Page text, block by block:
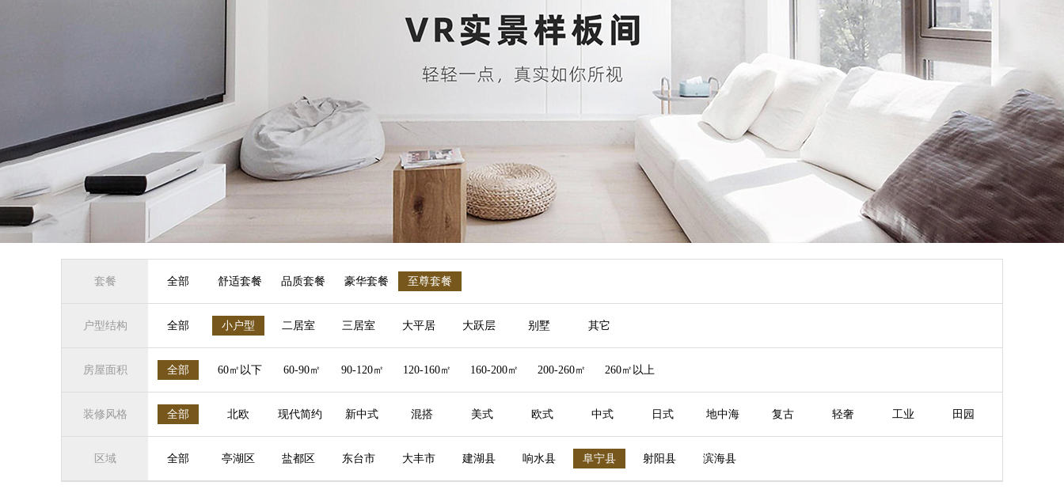
套餐 全部 舒适套餐 品质套餐 豪华套餐 至尊套餐
户型结构 全部 小户型 二居室 三居室 大平居 大跃层 别墅 其它
房屋面积 全部 60㎡以下 60-90㎡ 90-120㎡ 120-160㎡ 160-200㎡ 200-260㎡ 260㎡以上
装修风格 全部 北欧 现代简约 新中式 混搭 美式 欧式 中式 日式 地中海 复古 轻奢 工业 田园
区域 全部 亭湖区 盐都区 东台市 大丰市 建湖县 响水县 阜宁县 射阳县 滨海县